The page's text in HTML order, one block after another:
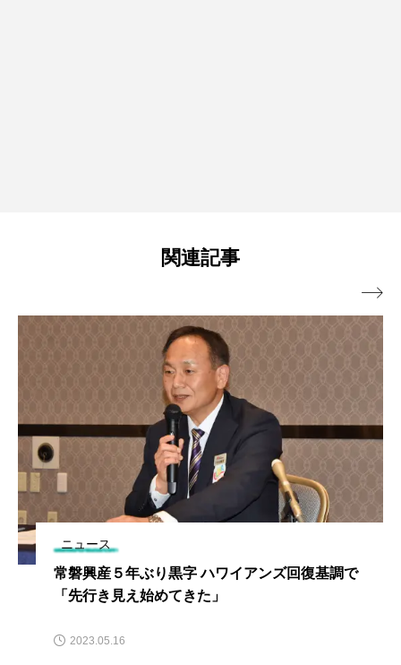
関連記事
ニュース
常磐興産５年ぶり黒字 ハワイアンズ回復基調で
「先行き見え始めてきた」
2023.05.16
